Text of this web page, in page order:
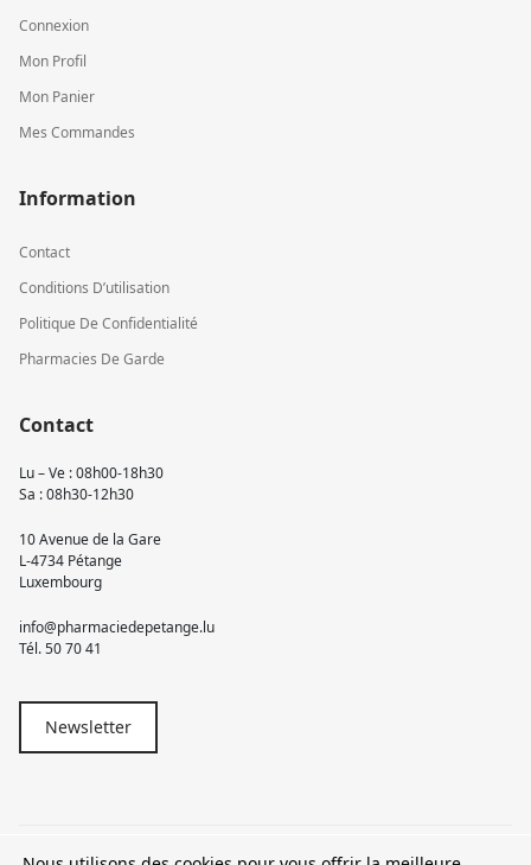
Connexion
Mon Profil
Mon Panier
Mes Commandes
Information
Contact
Conditions D’utilisation
Politique De Confidentialité
Pharmacies De Garde
Contact
Lu – Ve : 08h00-18h30
Sa : 08h30-12h30
10 Avenue de la Gare
L-4734 Pétange
Luxembourg
info@pharmaciedepetange.lu
Tél.50 70 41
Newsletter